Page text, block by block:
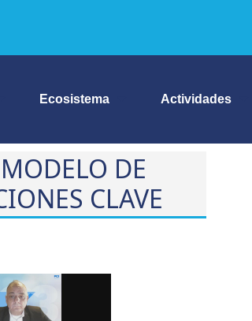
Ecosistema Actividades
DE
CLAVE